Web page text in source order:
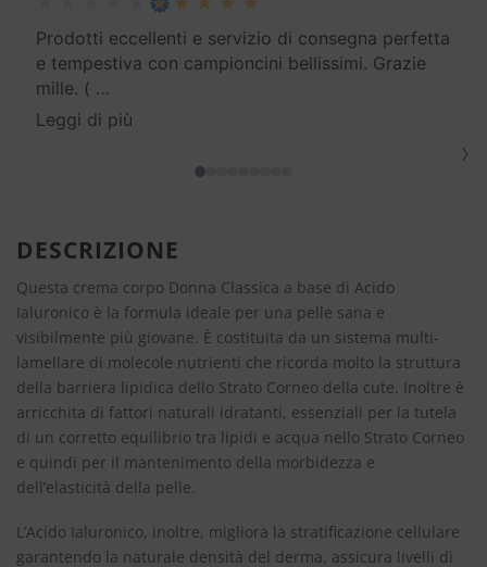
Prodotti eccellenti e servizio di consegna perfetta
e tempestiva con campioncini bellissimi. Grazie
mille. ( …
Leggi di più
›
DESCRIZIONE
Questa crema corpo Donna Classica a base di Acido
Ialuronico è la formula ideale per una pelle sana e
visibilmente più giovane. È costituita da un sistema multi-
lamellare di molecole nutrienti che ricorda molto la struttura
della barriera lipidica dello Strato Corneo della cute. Inoltre è
arricchita di fattori naturali idratanti, essenziali per la tutela
di un corretto equilibrio tra lipidi e acqua nello Strato Corneo
e quindi per il mantenimento della morbidezza e
dell’elasticità della pelle.
L’Acido Ialuronico, inoltre, migliora la stratificazione cellulare
garantendo la naturale densità del derma, assicura livelli di